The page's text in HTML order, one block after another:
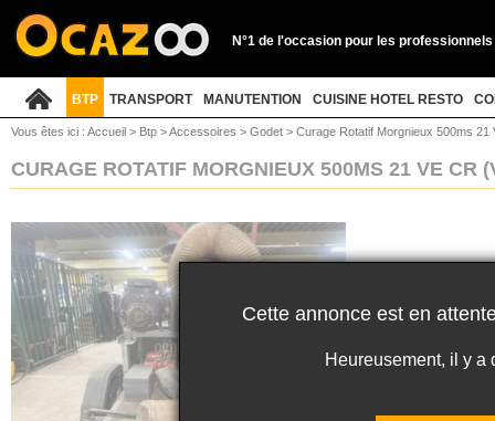
N°1 de l'occasion pour les professionnels
BTP TRANSPORT MANUTENTION CUISINE HOTEL RESTO
Vous êtes ici : Accueil > Btp >Accessoires > Godet > Curage Rotatif Morgnieux 500ms 21
CURAGE ROTATIF MORGNIEUX 500MS 21 VE CR
Cette annonce est en
Heureusement, il y a